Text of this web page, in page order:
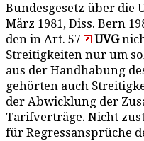
Bundesgesetz über die
März 1981, Diss. Bern
den in Art. 57
UVG
Streitigkeiten nur um
aus der Handhabung
gehörten auch
der Abwicklung der
Tarifverträge. Nicht
für Regressansprüche